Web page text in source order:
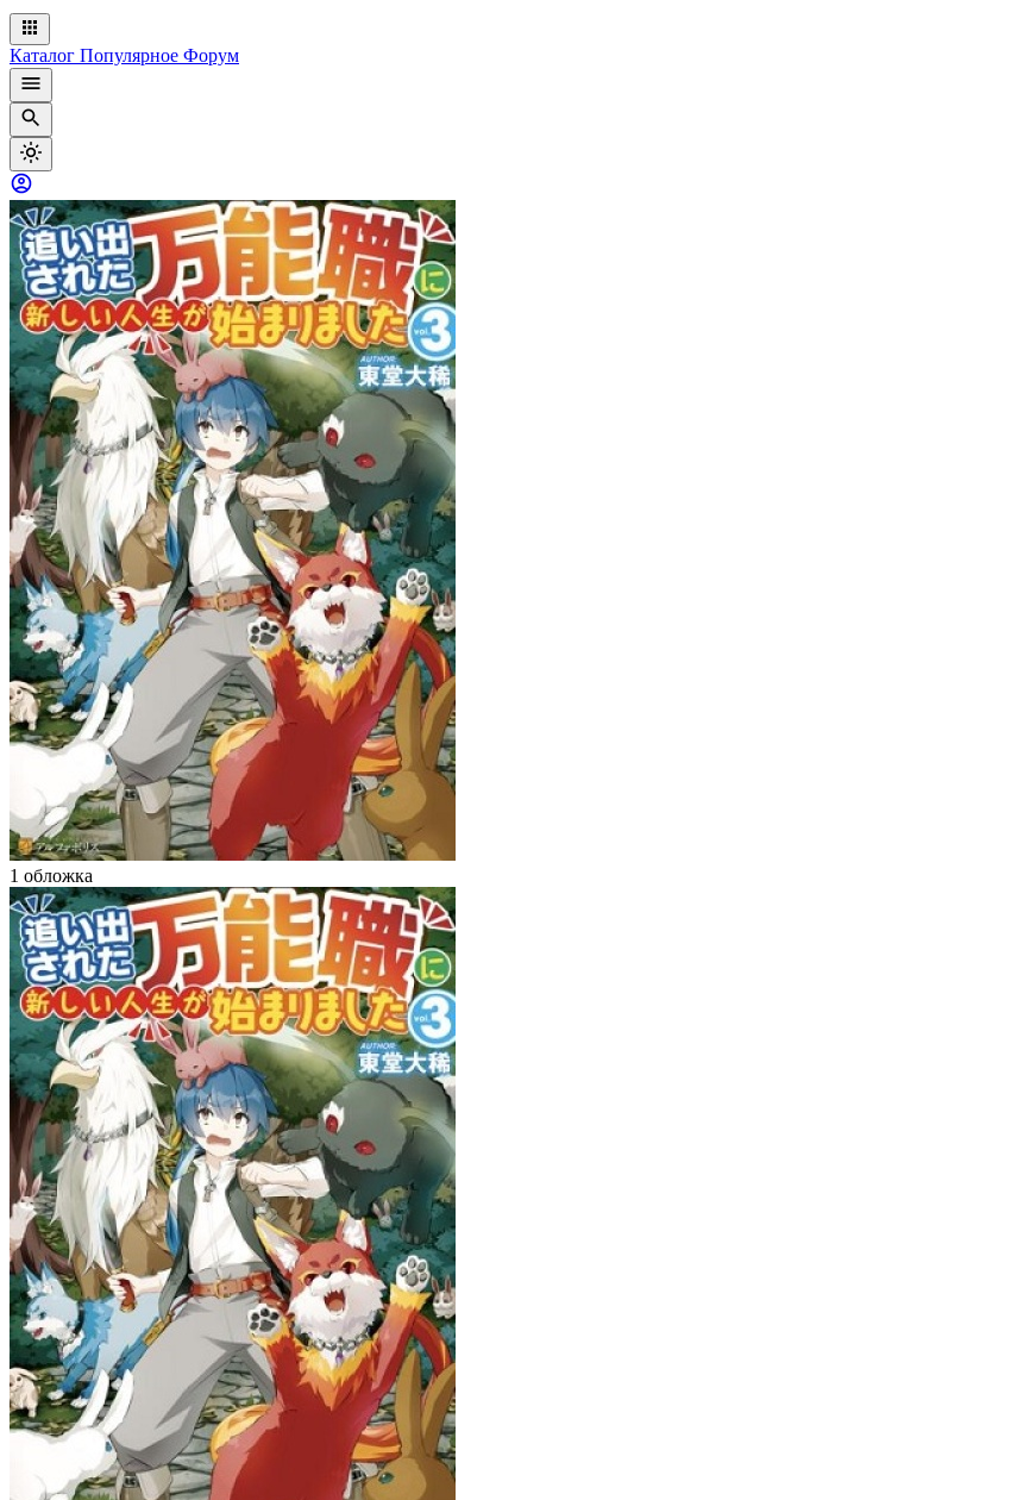
Каталог Популярное Форум
1 обложка